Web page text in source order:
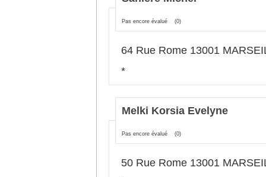
Pas encore évalué (0)
64 Rue Rome 13001
*
Melki Korsia Evelyne
Pas encore évalué (0)
50 Rue Rome 13001